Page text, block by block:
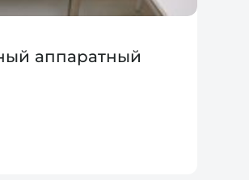
аппаратный